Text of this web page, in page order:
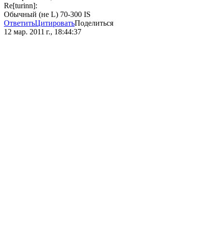
Re[turinn]:
Обычный (не L) 70-300 IS
ОтветитьЦитироватьПоделиться
12 мар. 2011 г., 18:44:37